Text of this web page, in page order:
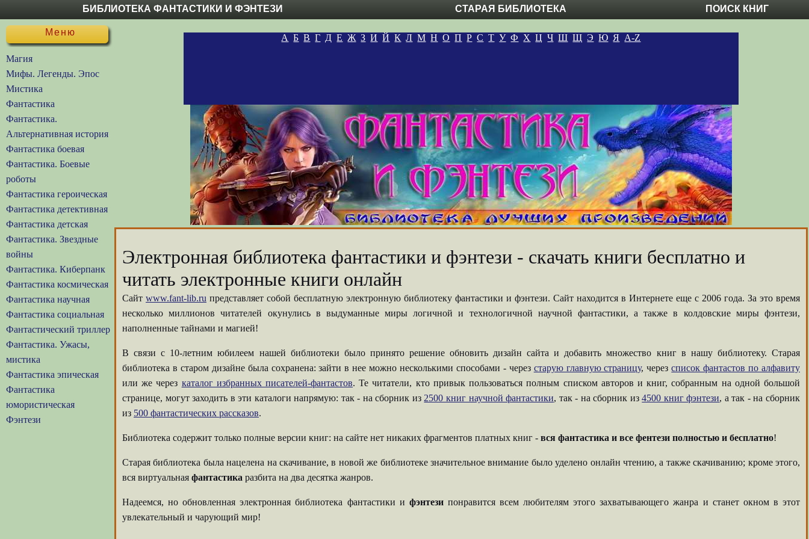
БИБЛИОТЕКА ФАНТАСТИКИ И ФЭНТЕЗИ СТАРАЯ БИБЛИОТЕКА ПОИСК КНИГ
Меню
Магия
Мифы. Легенды. Эпос
Мистика
Фантастика
Фантастика.
Альтернативная история
Фантастика боевая
Фантастика. Боевые
роботы
Фантастика героическая
Фантастика детективная
Фантастика детская
Фантастика. Звездные
войны
Фантастика. Киберпанк
Фантастика космическая
Фантастика научная
Фантастика социальная
Фантастический триллер
Фантастика. Ужасы,
мистика
Фантастика эпическая
Фантастика
юмористическая
Фэнтези
А Б В Г Д Е Ж З И Й К Л М Н О П Р С Т У Ф Х Ц Ч Ш Щ Э Ю Я A-Z
Электронная библиотека фантастики и фэнтези - скачать книги бесплатно и
читать электронные книги онлайн
Сайт www.fant-lib.ru представляет собой бесплатную электронную библиотеку фантастики и фэнтези. Сайт находится в Интернете еще с 2006 года. За это время
несколько миллионов читателей окунулись в выдуманные миры логичной и технологичной научной фантастики, а также в колдовские миры фэнтези,
наполненные тайнами и магией!
В связи с 10-летним юбилеем нашей библиотеки было принято решение обновить дизайн сайта и добавить множество книг в нашу библиотеку. Старая
библиотека в старом дизайне была сохранена: зайти в нее можно несколькими способами - через старую главную страницу, черезсписок фантастов по алфавиту
или же через каталог избранных писателей-фантастов. Те читатели, кто привык пользоваться полным списком авторов и книг, собранным на одной большой
странице, могут заходить в эти каталоги напрямую: так - на сборник из 2500 книг научной фантастики, так - на сборник из4500 книг фэнтези, а так - на сборник
из 500 фантастических рассказов.
Библиотека содержит только полные версии книг: на сайте нет никаких фрагментов платных книг - вся фантастика и все фентези полностью и бесплатно!
Старая библиотека была нацелена на скачивание, в новой же библиотеке значительное внимание было уделено онлайн чтению, а также скачиванию; кроме этого,
вся виртуальная фантастика разбита на два десятка жанров.
Надеемся, но обновленная электронная библиотека фантастики и фэнтезипонравится всем любителям этого захватывающего жанра и станет окном в этот
увлекательный и чарующий мир!